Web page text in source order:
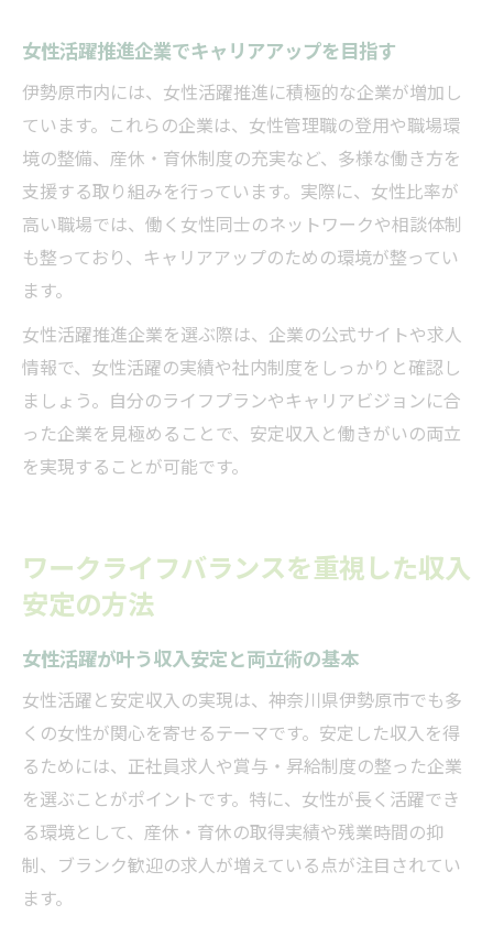
女性活躍推進企業でキャリアアップを目指す
伊勢原市内には、女性活躍推進に積極的な企業が増加し
ています。これらの企業は、女性管理職の登用や職場環
境の整備、産休・育休制度の充実など、多様な働き方を
支援する取り組みを行っています。実際に、女性比率が
高い職場では、働く女性同士のネットワークや相談体制
も整っており、キャリアアップのための環境が整ってい
ます。
女性活躍推進企業を選ぶ際は、企業の公式サイトや求人
情報で、女性活躍の実績や社内制度をしっかりと確認し
ましょう。自分のライフプランやキャリアビジョンに合
った企業を見極めることで、安定収入と働きがいの両立
を実現することが可能です。
ワークライフバランスを重視した収入
安定の方法
女性活躍が叶う収入安定と両立術の基本
女性活躍と安定収入の実現は、神奈川県伊勢原市でも多
くの女性が関心を寄せるテーマです。安定した収入を得
るためには、正社員求人や賞与・昇給制度の整った企業
を選ぶことがポイントです。特に、女性が長く活躍でき
る環境として、産休・育休の取得実績や残業時間の抑
制、ブランク歓迎の求人が増えている点が注目されてい
ます。